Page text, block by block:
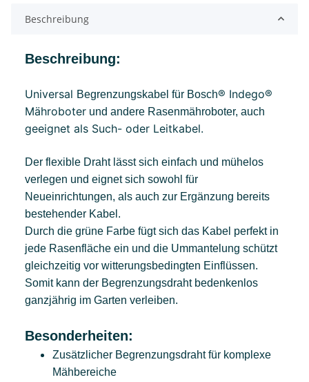
Beschreibung
Beschreibung:
Universal Begrenzungskabel für Bosch® Indego®
Mähroboter und andere Rasenmähroboter, auch
geeignet als Such- oder Leitkabel.
Der flexible Draht lässt sich einfach und mühelos
verlegen und eignet sich sowohl für
Neueinrichtungen, als auch zur Ergänzung bereits
bestehender Kabel.
Durch die grüne Farbe fügt sich das Kabel perfekt in
jede Rasenfläche ein und die Ummantelung schützt
gleichzeitig vor witterungsbedingten Einflüssen.
Somit kann der Begrenzungsdraht bedenkenlos
ganzjährig im Garten verleiben.
Besonderheiten:
Zusätzlicher Begrenzungsdraht für komplexe
Mähbereiche